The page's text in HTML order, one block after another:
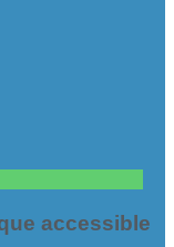
accessible